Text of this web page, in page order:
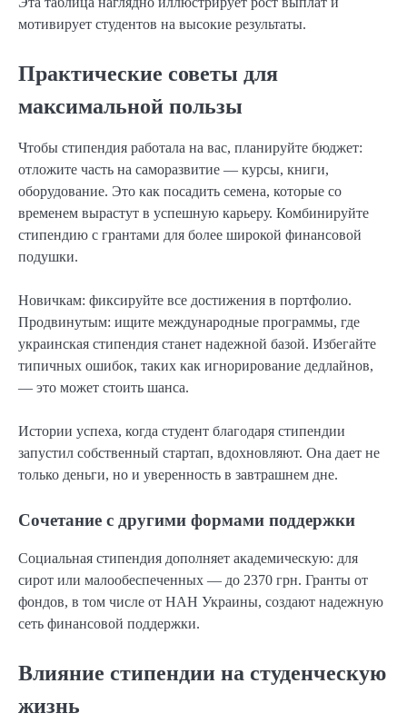
мотивирует студентов на высокие результаты.
Практические советы для
максимальной пользы
Чтобы стипендия работала на вас, планируйте бюджет:
отложите часть на саморазвитие — курсы, книги,
оборудование. Это как посадить семена, которые со
временем вырастут в успешную карьеру. Комбинируйте
стипендию с грантами для более широкой финансовой
подушки.
Новичкам: фиксируйте все достижения в портфолио.
Продвинутым: ищите международные программы, где
украинская стипендия станет надежной базой. Избегайте
типичных ошибок, таких как игнорирование дедлайнов,
— это может стоить шанса.
Истории успеха, когда студент благодаря стипендии
запустил собственный стартап, вдохновляют. Она дает не
только деньги, но и уверенность в завтрашнем дне.
Сочетание с другими формами поддержки
Социальная стипендия дополняет академическую: для
сирот или малообеспеченных — до 2370 грн. Гранты от
фондов, в том числе от НАН Украины, создают надежную
сеть финансовой поддержки.
Влияние стипендии на студенческую
жизнь